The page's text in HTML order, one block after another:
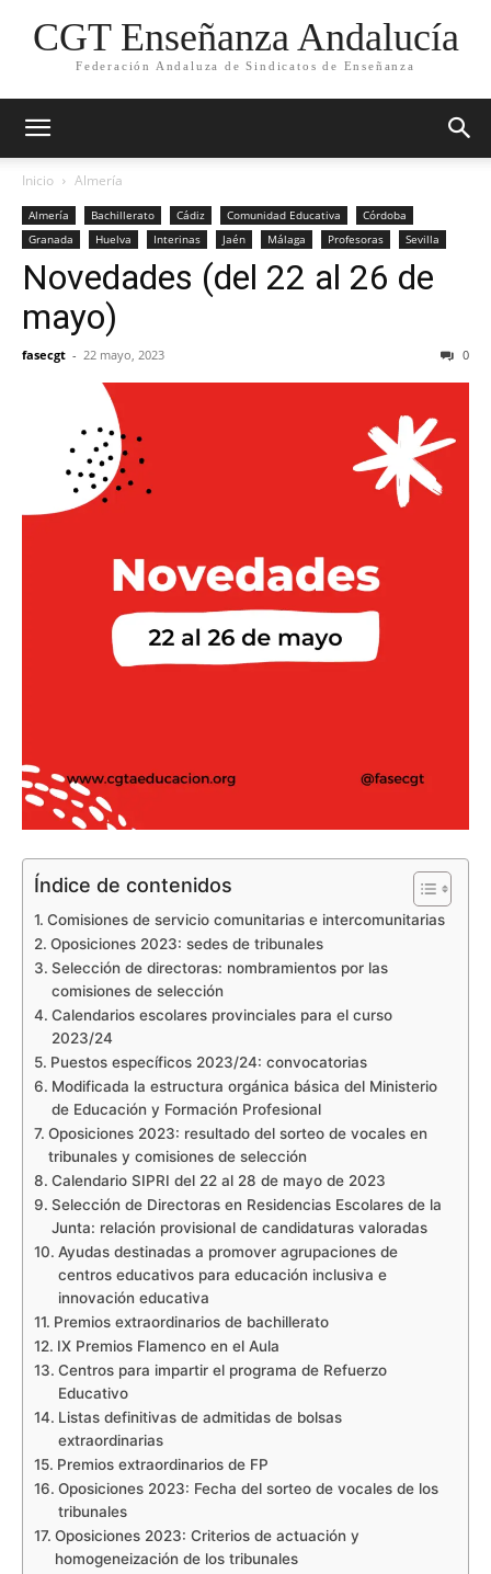
CGT Enseñanza Andalucía
Federación Andaluza de Sindicatos de Enseñanza
Inicio Almería
Almería Bachillerato Cádiz Comunidad Educativa
Córdoba
Granada
Huelva Interinas Jaén Málaga Profesoras Sevilla
Novedades (del 22 al 26 de
mayo)
fasecgt - 22 mayo, 2023 0
Índice de contenidos
Comisiones de servicio comunitarias e intercomunitarias
Oposiciones 2023: sedes de tribunales
Selección de directoras: nombramientos por las
comisiones de selección
Calendarios escolares provinciales para el curso
2023/24
Puestos específicos 2023/24: convocatorias
Modificada la estructura orgánica básica del Ministerio
de Educación y Formación Profesional
Oposiciones 2023: resultado del sorteo de vocales en
tribunales y comisiones de selección
Calendario SIPRI del 22 al 28 de mayo de 2023
Selección de Directoras en Residencias Escolares de la
Junta: relación provisional de candidaturas valoradas
Ayudas destinadas a promover agrupaciones de
centros educativos para educación inclusiva e
innovación educativa
Premios extraordinarios de bachillerato
IX Premios Flamenco en el Aula
Centros para impartir el programa de Refuerzo
Educativo
Listas definitivas de admitidas de bolsas
extraordinarias
Premios extraordinarios de FP
Oposiciones 2023: Fecha del sorteo de vocales de los
tribunales
Oposiciones 2023: Criterios de actuación y
homogeneización de los tribunales